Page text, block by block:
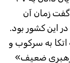
زمان آن
این کشور بود.
اتکا به سرکوب و
ضعیف»